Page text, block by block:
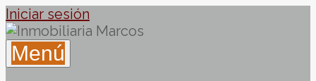
Iniciar sesión
Menú